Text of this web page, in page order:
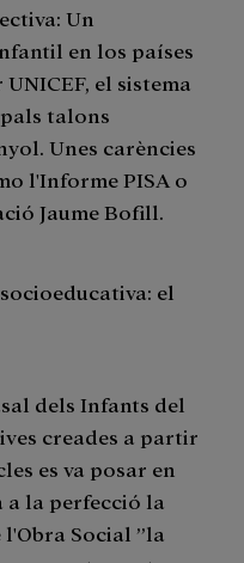
Un
en los países
el sistema
talons
Unes carències
l'Informe PISA o
Jaume Bofill.
el
dels Infants del
creades a partir
es va posar en
a la perfecció la
Social ”la